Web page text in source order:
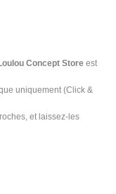
Concept Store est
uniquement (Click &
et laissez-les